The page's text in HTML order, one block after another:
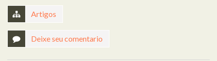
Artigos
Deixe seu comentario